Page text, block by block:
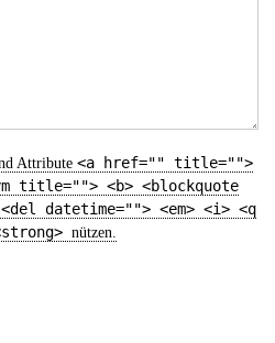
Attribute <a href="" title="">
title=""> <b> <blockquote
datetime=""> <em> <i> <q
nützen.